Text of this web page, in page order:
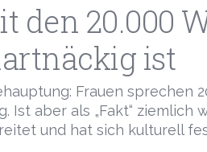
den 20.000
ist
Frauen sprechen
Ist aber als „Fakt“ ziemlich
und hat sich kulturell